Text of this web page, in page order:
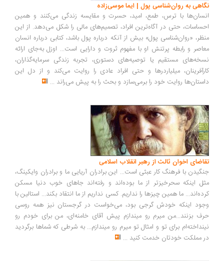
به روان‌شناسی پول | ایما موسی‌زاده
با ترس، طمع، امید، حسرت و مقایسه زندگی می‌کنند و همین
حتی در آگاه‌ترین افراد، تصمیم‌های مالی را شکل می‌دهد. از این
«روان‌شناسی پول» بیش از آنکه درباره پول باشد، کتابی درباره انسان
و رابطه پرتنش او با مفهوم ثروت و دارایی است... اوزل به‌جای ارائه
مستقیم یا توصیه‌های دستوری، تجربه زندگی سرمایه‌گذاران،
میلیاردرها و حتی افراد عادی را روایت می‌کند و از دل این
روایت خود را برمی‌سازد و بحث را به پیش می‌راند...
اخوان ثالث از رهبر انقلاب اسلامی
با فرهنگ کار عبثی است... این برادران آریایی ما و برادران وایکینگ،
اینکه سحرخیزتر از ما بوده‌اند و رفته‌اند جاهای خوب دنیا مسکن
ما همین چیزها را نداریم. کسی نداریم از ما انتقاد بکند... استالین با
اینکه خودش گرجی بود، می‌خواست در گرجستان نیز همه روسی
بزنند...من میرم رو میندازم پیش آقای خامنه‌ای، من برای خودم رو
برای تو و امثال تو میرم رو میندازم... به شرطی که شماها برگردید
مملکت خودتان خدمت کنید...